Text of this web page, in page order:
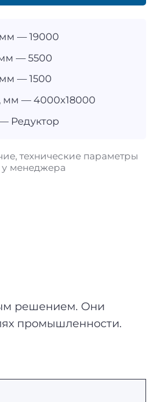
— 19000
— 5500
— 1500
мм — 4000x18000
Редуктор
технические параметры
у менеджера
решением. Они
промышленности.